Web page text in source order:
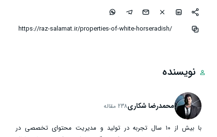
نویسنده
محمدرضا شکاری238 مقاله
با بیش از ۱۰ سال تجربه در تولید و مدیریت محتوای تخصصی در